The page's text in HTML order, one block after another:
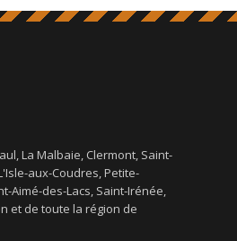
La Malbaie, Clermont, Saint-
aux-Coudres, Petite-
Aimé-des-Lacs, Saint-Irénée,
et de toute la région de